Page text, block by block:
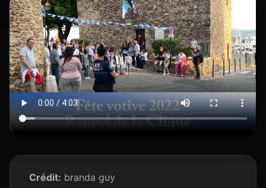
Crédit: branda guy